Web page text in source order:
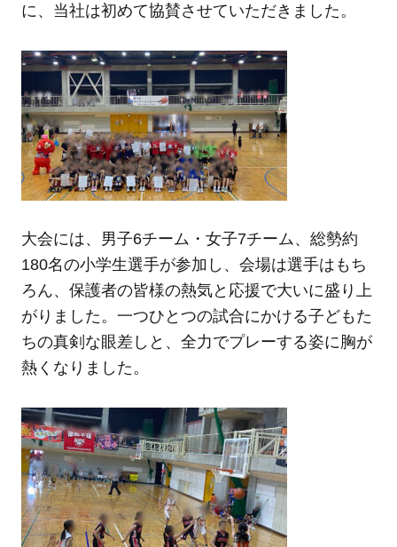
に、当社は初めて協賛させていただきました。
大会には、男子6チーム・女子7チーム、総勢約
180名の小学生選手が参加し、会場は選手はもち
ろん、保護者の皆様の熱気と応援で大いに盛り上
がりました。一つひとつの試合にかける子どもた
ちの真剣な眼差しと、全力でプレーする姿に胸が
熱くなりました。